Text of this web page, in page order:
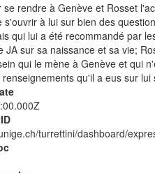
rendre à Genève et Rosset
s'ouvrir à lui sur bien des
qui lui a été recommandé par
JA sur sa naissance et sa vie;
qui le mène à Genève et qui
qu'il a eus sur lui
turrettini/dashboard/